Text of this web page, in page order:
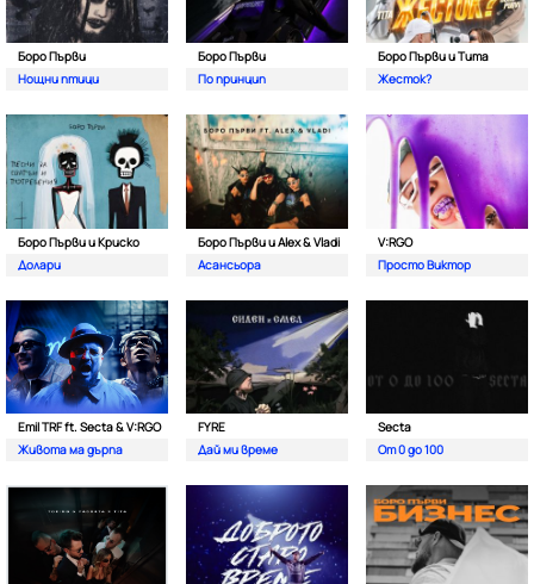
Боро Първи
Нощни птици
Боро Първи
По принцип
Боро Първи и Тита
Жесток?
Боро Първи и Криско
Долари
Боро Първи и Alex & Vladi
Асансьора
V:RGO
Просто Виктор
Emil TRF ft. Secta & V:RGO
Живота ма дърпа
FYRE
Дай ми време
Secta
От 0 до 100